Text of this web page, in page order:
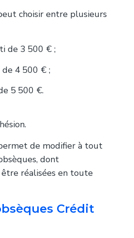
choisir entre plusieurs
de 3 500 € ;
de 4 500 € ;
5 500 €.
de modifier à tout
dont
réalisées en toute
Crédit